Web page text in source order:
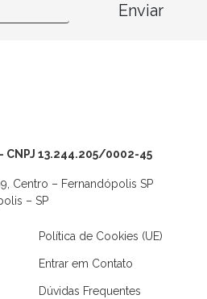
Enviar
CNPJ 13.244.205/0002-45
Centro – Fernandópolis SP
– SP
Política de Cookies (UE)
Entrar em Contato
Dúvidas Frequentes